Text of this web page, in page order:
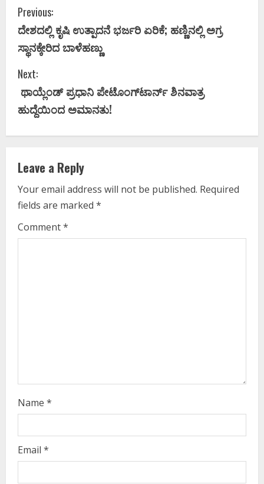
C
o
n
t
i
n
u
e
R
e
Previous:
ದೇಶದಲ್ಲಿ ಕೃಷಿ ಉತ್ಪಾದನೆ ಭರ್ಜರಿ ಏರಿಕೆ; ಹಣ್ಣಿನಲ್ಲಿ ಅಗ್ರ
ಸ್ಥಾನಕ್ಕೇರಿದ ಬಾಳೆಹಣ್ಣು
Next:
ಥಾಯ್ಲೆಂಡ್‌ ಪ್ರಧಾನಿ ಪೇಟೊಂಗ್‌ಟಾರ್ನ್ ಶಿನವಾತ್ರ
ಹುದ್ದೆಯಿಂದ ಅಮಾನತು!
Leave a Reply
Your email address will not be published. Required
fields are marked *
Comment*
Name *
Email *